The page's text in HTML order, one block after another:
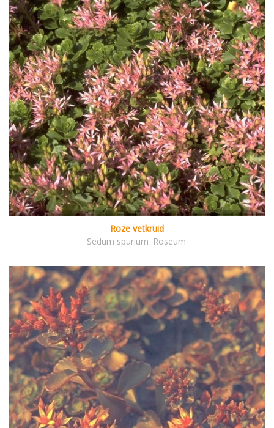
Roze vetkruid
Sedum spurium 'Roseum'